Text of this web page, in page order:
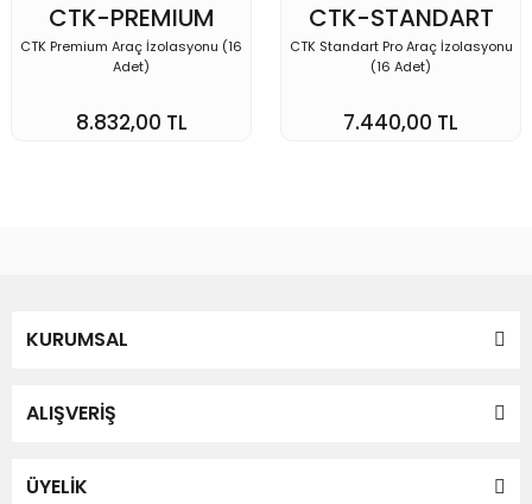
CTK-PREMIUM
CTK Premium Araç İzolasyonu (16
Adet)
8.832,00 TL
CTK-STANDART
PRO
CTK Standart Pro Araç İzolasyonu
(16 Adet)
7.440,00 TL
KURUMSAL
ALIŞVERİŞ
ÜYELİK